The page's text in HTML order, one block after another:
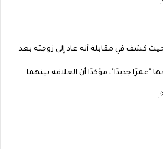
حيث كشف في مقابلة أنه عاد إلى زوجته بعد
"عمرًا جديدًا"، مؤكدًا أن العلاقة بينهما